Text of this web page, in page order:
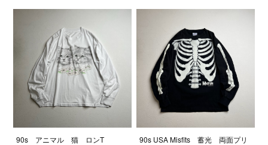
90s アニマル 猫 ロンT
90s USA Misfits 蓄光 両面プリ